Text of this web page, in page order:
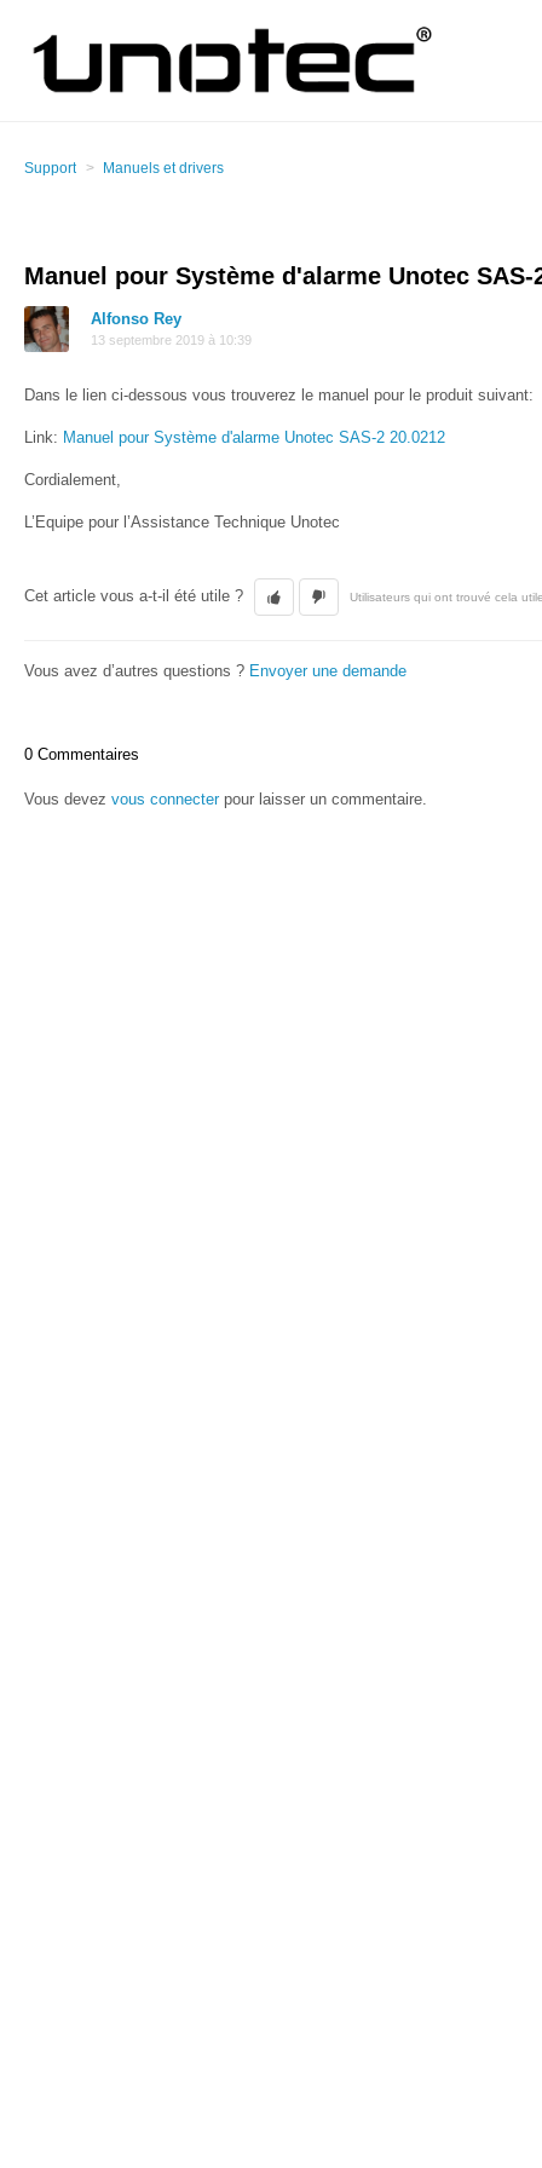
Support Manuels et drivers
Manuel pour Système d'alarme Unotec SAS-
Alfonso Rey
13 septembre 2019 à 10:39
Dans le lien ci-dessous vous trouverez le manuel pour le produit suivant:
Link: Manuel pour Système d'alarme Unotec SAS-2 20.0212
Cordialement,
L’Equipe pour l’Assistance Technique Unotec
Cet article vous a-t-il été utile ? Utilisateurs qui ont trouvé cela
Vous avez d’autres questions ? Envoyer une demande
0 Commentaires
Vous devez vous connecterpour laisser un commentaire.